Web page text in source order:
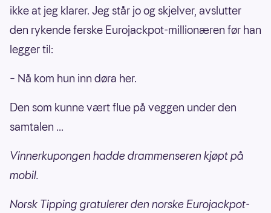
ikke at jeg klarer. Jeg står jo og skjelver, avslutter
den rykende ferske Eurojackpot-millionæren før han
legger til:
– Nå kom hun inn døra her.
Den som kunne vært flue på veggen under den
samtalen ...
Vinnerkupongen hadde drammenseren kjøpt på
mobil.
Norsk Tipping gratulerer den norske Eurojackpot-